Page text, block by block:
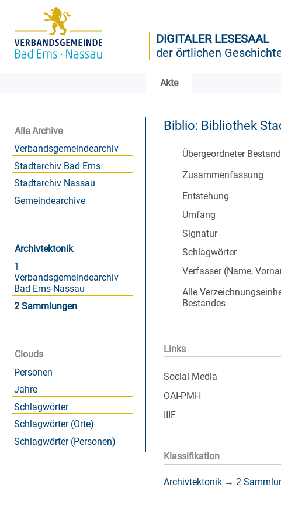
DIGITALER LESESAAL
der örtlichen
Akte
Alle Archive
Verbandsgemeindearchiv
Stadtarchiv Bad Ems
Stadtarchiv Nassau
Gemeindearchive
Archivtektonik
1
Verbandsgemeindearchiv
Bad Ems-Nassau
2 Sammlungen
Clouds
Personen
Jahre
Schlagwörter
Schlagwörter (Orte)
Schlagwörter (Personen)
Biblio: Bibliothek
Übergeordneter Bestand
Zusammenfassung
Entstehung
Umfang
Signatur
Schlagwörter
Verfasser (Name,
Alle
Bestandes
Links
Social Media
OAI-PMH
IIIF
Klassifikation
Archivtektonik → 2